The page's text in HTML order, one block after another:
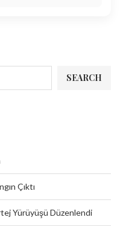
SEARCH
Çıktı
Yürüyüşü Düzenlendi